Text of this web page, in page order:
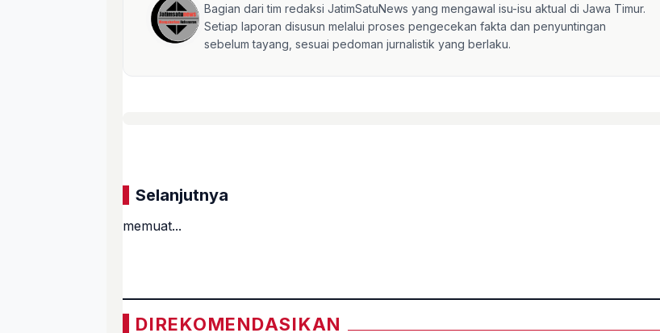
Bagian dari tim redaksi JatimSatuNews yang mengawal isu-isu aktual di Jawa Timur.
Setiap laporan disusun melalui proses pengecekan fakta dan penyuntingan
sebelum tayang, sesuai pedoman jurnalistik yang berlaku.
Selanjutnya
memuat...
DIREKOMENDASIKAN